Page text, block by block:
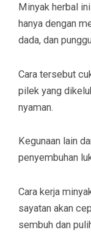
Minyak herbal
hanya dengan
dada, dan
Cara tersebut
pilek yang
nyaman.
Kegunaan lain
penyembuhan
Cara kerja
sayatan akan
sembuh dan